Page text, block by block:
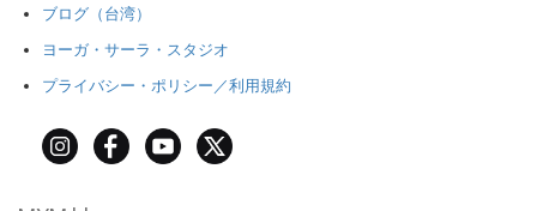
ブログ（台湾）
ヨーガ・サーラ・スタジオ
プライバシー・ポリシー／利用規約